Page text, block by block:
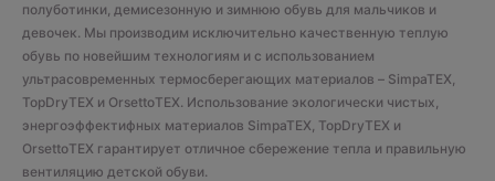
полуботинки, демисезонную и зимнюю обувь для мальчиков и
девочек. Мы производим исключительно качественную теплую
обувь по новейшим технологиям и с использованием
ультрасовременных термосберегающих материалов – SimpaTEX,
TopDryTEX и OrsettoTEX. Использование экологически чистых,
энергоэффектифных материалов SimpaTEX, TopDryTEX и
OrsettoTEX гарантирует отличное сбережение тепла и правильную
вентиляцию детской обуви.